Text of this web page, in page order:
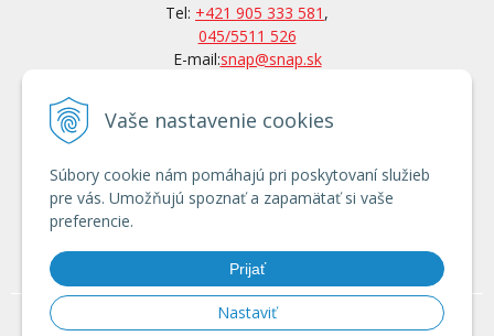
Vaše nastavenie cookies
Súbory cookie nám pomáhajú pri poskytovaní služieb
pre vás. Umožňujú spoznať a zapamätať si vaše
preferencie.
Prijať
Nastaviť
Tel: +421 905 333 581 ,
045/5511 526
E-mail:snap@snap.sk
KONTAKTY
Po tel. dohovore aj mimo
otváracích hodín
Používanie cookies
© 2026 Locust 752 753 853 903 1203 a UNC nakladače - SNAP, s.r.o., čelné
nakladače, náhradné diely a prídavné zariadenia •tvorba eshopu cez